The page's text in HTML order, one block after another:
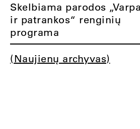
Skelbiama parodos
ir patrankos“ renginių
programa
(Naujienų archyvas)